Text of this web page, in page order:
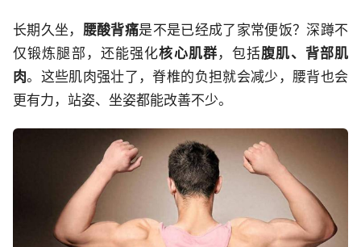
长期久坐， 腰酸背痛是不是已经成了家常便饭？深蹲不
仅锻炼腿部，还能强化核心肌群 ，包括腹肌、背部肌
肉。这些肌肉强壮了，脊椎的负担就会减少，腰背也会
更有力，站姿、坐姿都能改善不少。